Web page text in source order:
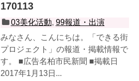
170113
03美化活動, 99報道・出演
みなさん、こんにちは。「できる街
プロジェクト」の報道・掲載情報で
す。 ■広告名柏市民新聞 ■掲載日
2017年1月13日...